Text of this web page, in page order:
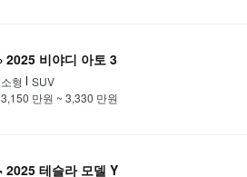
2025 비야디 아토 3
소형
SUV
3,150 만원 ~ 3,330 만원
2025 테슬라 모델 Y